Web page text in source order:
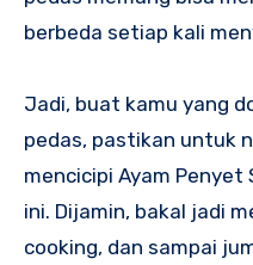
berbeda setiap kali
Jadi, buat kamu yang
pedas, pastikan untuk
mencicipi Ayam Penyet
ini. Dijamin, bakal jadi
cooking, dan sampai